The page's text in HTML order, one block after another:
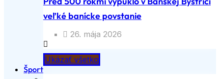
veľké banícke povstanie
26. mája 2026
Ukázať všetko
Šport